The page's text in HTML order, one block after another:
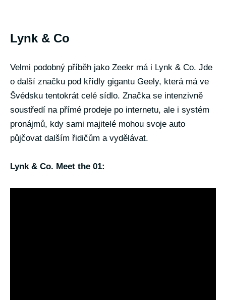
Lynk & Co
Velmi podobný příběh jako Zeekr má i Lynk & Co. Jde
o další značku pod křídly gigantu Geely, která má ve
Švédsku tentokrát celé sídlo. Značka se intenzivně
soustředí na přímé prodeje po internetu, ale i systém
pronájmů, kdy sami majitelé mohou svoje auto
půjčovat dalším řidičům a vydělávat.
Lynk & Co. Meet the 01: